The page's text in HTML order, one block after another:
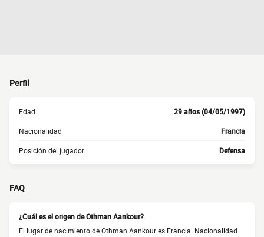
Perfil
Edad 29 años (04/05/1997)
Nacionalidad Francia
Posición del jugador Defensa
FAQ
¿Cuál es el origen de Othman Aankour?
El lugar de nacimiento de Othman Aankour es Francia. Nacionalidad